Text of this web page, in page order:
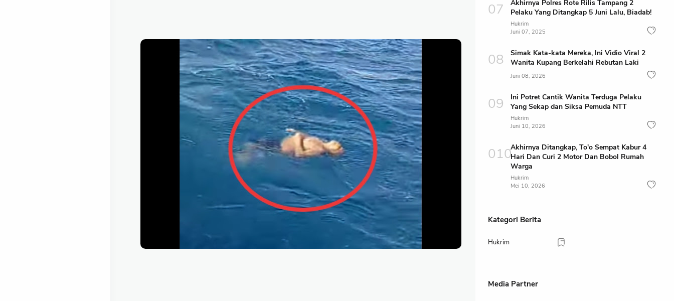
Akhirnya Polres Rote Rilis Tampang 2
Pelaku Yang Ditangkap 5 Juni Lalu, Biadab!
Hukrim
Juni 07, 2025
Simak Kata-kata Mereka, Ini Vidio Viral 2
Wanita Kupang Berkelahi Rebutan Laki
Juni 08, 2026
Ini Potret Cantik Wanita Terduga Pelaku
Yang Sekap dan Siksa Pemuda NTT
Hukrim
Juni 10, 2026
Akhirnya Ditangkap, To'o Sempat Kabur 4
Hari Dan Curi 2 Motor Dan Bobol Rumah
Warga
Hukrim
Mei 10, 2026
Kategori Berita
Hukrim
Media Partner